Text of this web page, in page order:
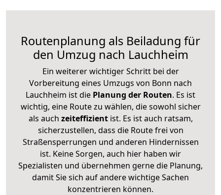
Routenplanung als Beiladung für
den Umzug nach Lauchheim
Ein weiterer wichtiger Schritt bei der
Vorbereitung eines Umzugs von Bonn nach
Lauchheim ist die Planung der Routen. Es ist
wichtig, eine Route zu wählen, die sowohl sicher
als auch zeiteffizientist. Es ist auch ratsam,
sicherzustellen, dass die Route frei von
Straßensperrungen und anderen Hindernissen
ist. Keine Sorgen, auch hier haben wir
Spezialisten und übernehmen gerne die Planung,
damit Sie sich auf andere wichtige Sachen
konzentrieren können.